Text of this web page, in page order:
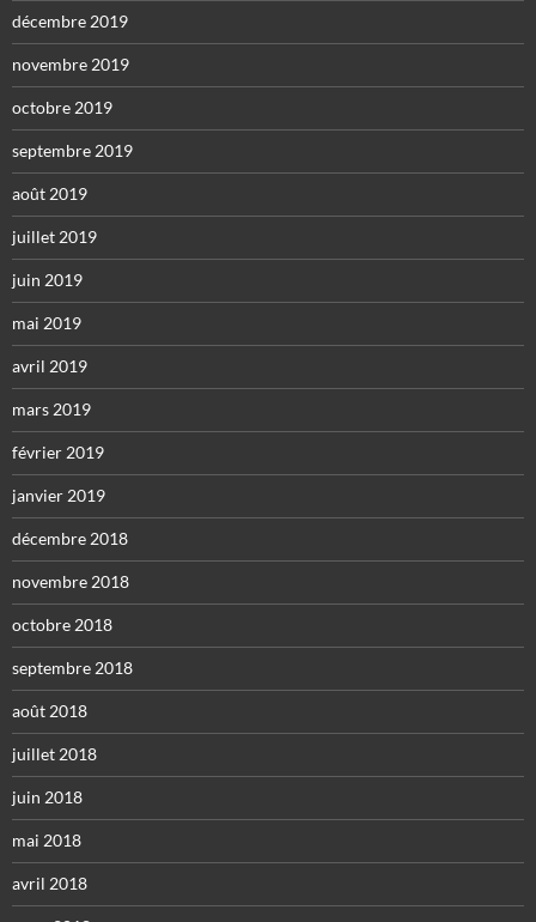
décembre 2019
novembre 2019
octobre 2019
septembre 2019
août 2019
juillet 2019
juin 2019
mai 2019
avril 2019
mars 2019
février 2019
janvier 2019
décembre 2018
novembre 2018
octobre 2018
septembre 2018
août 2018
juillet 2018
juin 2018
mai 2018
avril 2018